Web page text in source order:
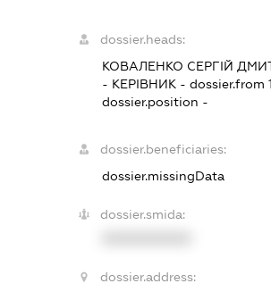
dossier.heads:
КОВАЛЕНКО СЕРГІЙ
- КЕРІВНИК - dossier.from
dossier.position -
dossier.beneficiaries:
dossier.missingData
dossier.smida:
dossier.address: